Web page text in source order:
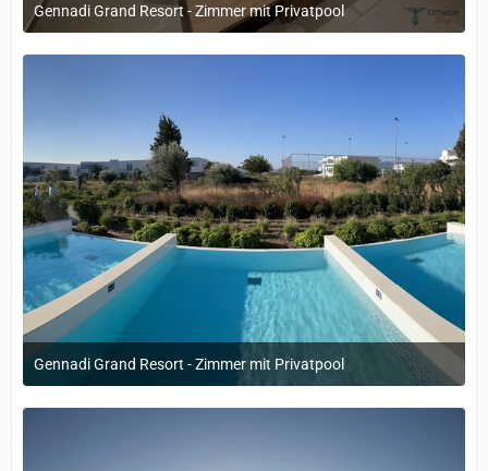
Gennadi Grand Resort - Zimmer mit Privatpool
12. September 2022 um 14:05
Gennadi Grand Resort - Zimmer mit Privatpool
12. September 2022 um 14:05